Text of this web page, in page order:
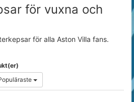
för vuxna och
för alla Aston Villa fans.